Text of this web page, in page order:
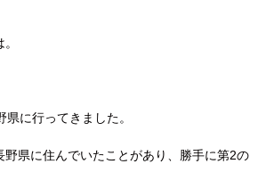
に行ってきました。
野県に住んでいたことがあり、勝手に第2の